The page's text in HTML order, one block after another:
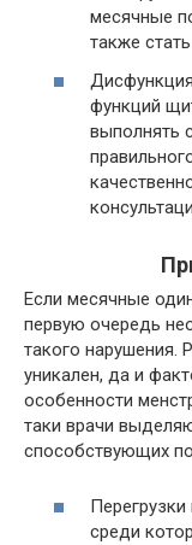
месячные
также
функций
выполнять
Если месячные
первую очередь
такого нарушения.
уникален, да и
особенности
таки врачи
способствующих
среди